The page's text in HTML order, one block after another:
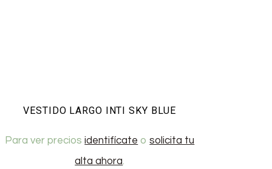
VESTIDO LARGO INTI SKY BLUE
Para ver preciosidentifícate osolicita tu
alta ahora.